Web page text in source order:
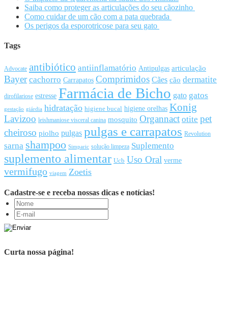
Saiba como proteger as articulações do seu cãozinho
Como cuidar de um cão com a pata quebrada
Os perigos da esporotricose para seu gato
Tags
Advocate antibiótico antiinflamatório Antipulgas articulação
Bayer cachorro Carrapatos Comprimidos Cães cão dermatite
dirofilariose estresse Farmácia de Bicho gato gatos
gestação giárdia hidratação higiene bucal higiene orelhas Konig
Lavizoo leishmaniose visceral canina mosquito Organnact otite pet
cheiroso piolho pulgas pulgas e carrapatos Revolution
sarna shampoo Simparic solução limpeza Suplemento
suplemento alimentar Ucb Uso Oral verme
vermifugo viagem Zoetis
Cadastre-se e receba nossas dicas e notícias!
Curta nossa página!